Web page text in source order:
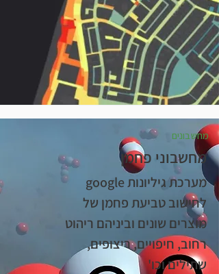
מחשבונים
מחשבוני פחמן
מערכת גיליונות google
לחישוב טביעת פחמן של
מוצרים שונים וביניהם ריהוט
רחוב, חיפויים, ריצופים,
שתילים וכו'